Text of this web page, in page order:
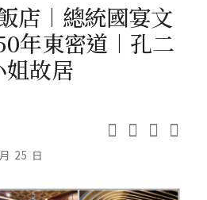
店︱總統國宴文
年東密道︱孔二
姐故居
25 日